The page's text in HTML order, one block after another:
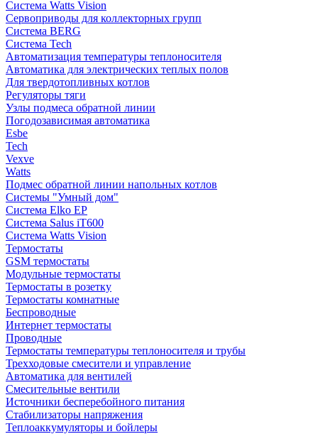
Система Watts Vision
Сервоприводы для коллекторных групп
Система BERG
Система Tech
Автоматизация температуры теплоносителя
Автоматика для электрических теплых полов
Для твердотопливных котлов
Регуляторы тяги
Узлы подмеса обратной линии
Погодозависимая автоматика
Esbe
Tech
Vexve
Watts
Подмес обратной линии напольных котлов
Системы "Умный дом"
Система Elko EP
Система Salus iT600
Система Watts Vision
Термостаты
GSM термостаты
Модульные термостаты
Термостаты в розетку
Термостаты комнатные
Беспроводные
Интернет термостаты
Проводные
Термостаты температуры теплоносителя и трубы
Трехходовые смесители и управление
Автоматика для вентилей
Смесительные вентили
Источники бесперебойного питания
Стабилизаторы напряжения
Теплоаккумуляторы и бойлеры